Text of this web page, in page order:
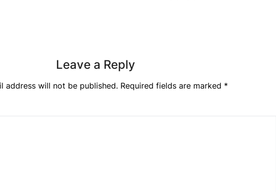
Leave a Reply
address will not be published. Required fields are marked *